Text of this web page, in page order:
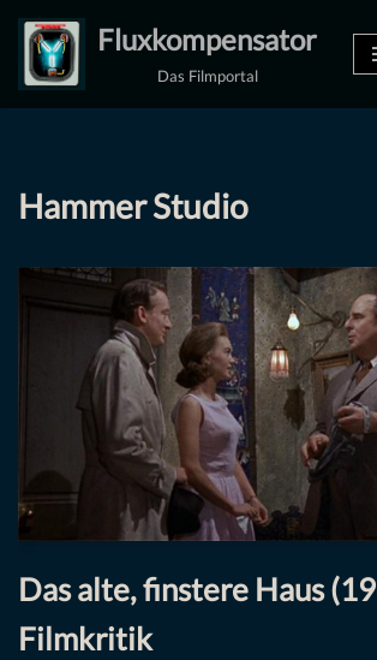
Zum
Inhalt
Fluxkompensator
Das Filmportal
Hammer Studio
Das alte, finstere Haus
Filmkritik